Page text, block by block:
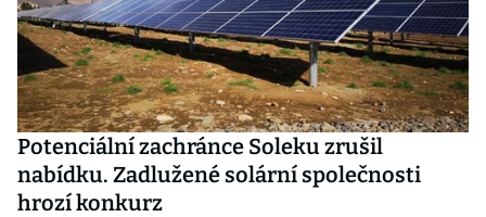
Potenciální zachránce Soleku zrušil
nabídku. Zadlužené solární společnosti
hrozí konkurz